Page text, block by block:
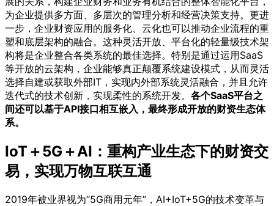
为企业提供多方面、多层次的管理分析和经营决策支持。更进
一步，企业财资应用的服务化、云化也可以推动企业流程的重
塑和底层架构的融合。这种灵活开放、平台化的轻量级技术架
构将是企业整合各类系统的最佳选择。特别是通过运用SaaS
等开放的云架构，企业能够真正颠覆系统建设模式，从而灵活
选择自建或获取外部IT，实现内外部系统灵活融合，并且允许
迭代式的技术创新，实现柔性的系统开发。 各个SaaS平台之
间还可以基于API接口相互嵌入，最终形成开放的财资生态体
系。
IoT＋5G＋AI：重构产业生态下的财资交
易，实现万物互联互通
2019年被业界视为“5G商用元年”，AI+IoT+5G的技术变革与